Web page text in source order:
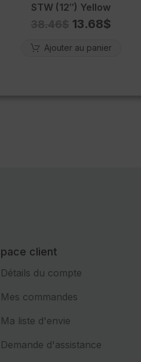
STW (12″) Yellow
13.68$
Ajouter au panier
client
Détails du compte
Mes commandes
Ma liste d'envie
Demande d'assistance